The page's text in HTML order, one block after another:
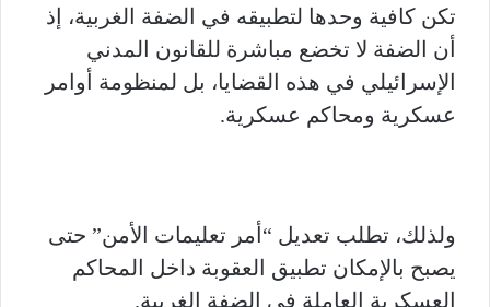
تكن كافية وحدها لتطبيقه في الضفة الغربية، إذ
أن الضفة لا تخضع مباشرة للقانون المدني
الإسرائيلي في هذه القضايا، بل لمنظومة أوامر
عسكرية ومحاكم عسكرية.
ولذلك، تطلب تعديل “أمر تعليمات الأمن” حتى
يصبح بالإمكان تطبيق العقوبة داخل المحاكم
العسكرية العاملة في الضفة الغربية.